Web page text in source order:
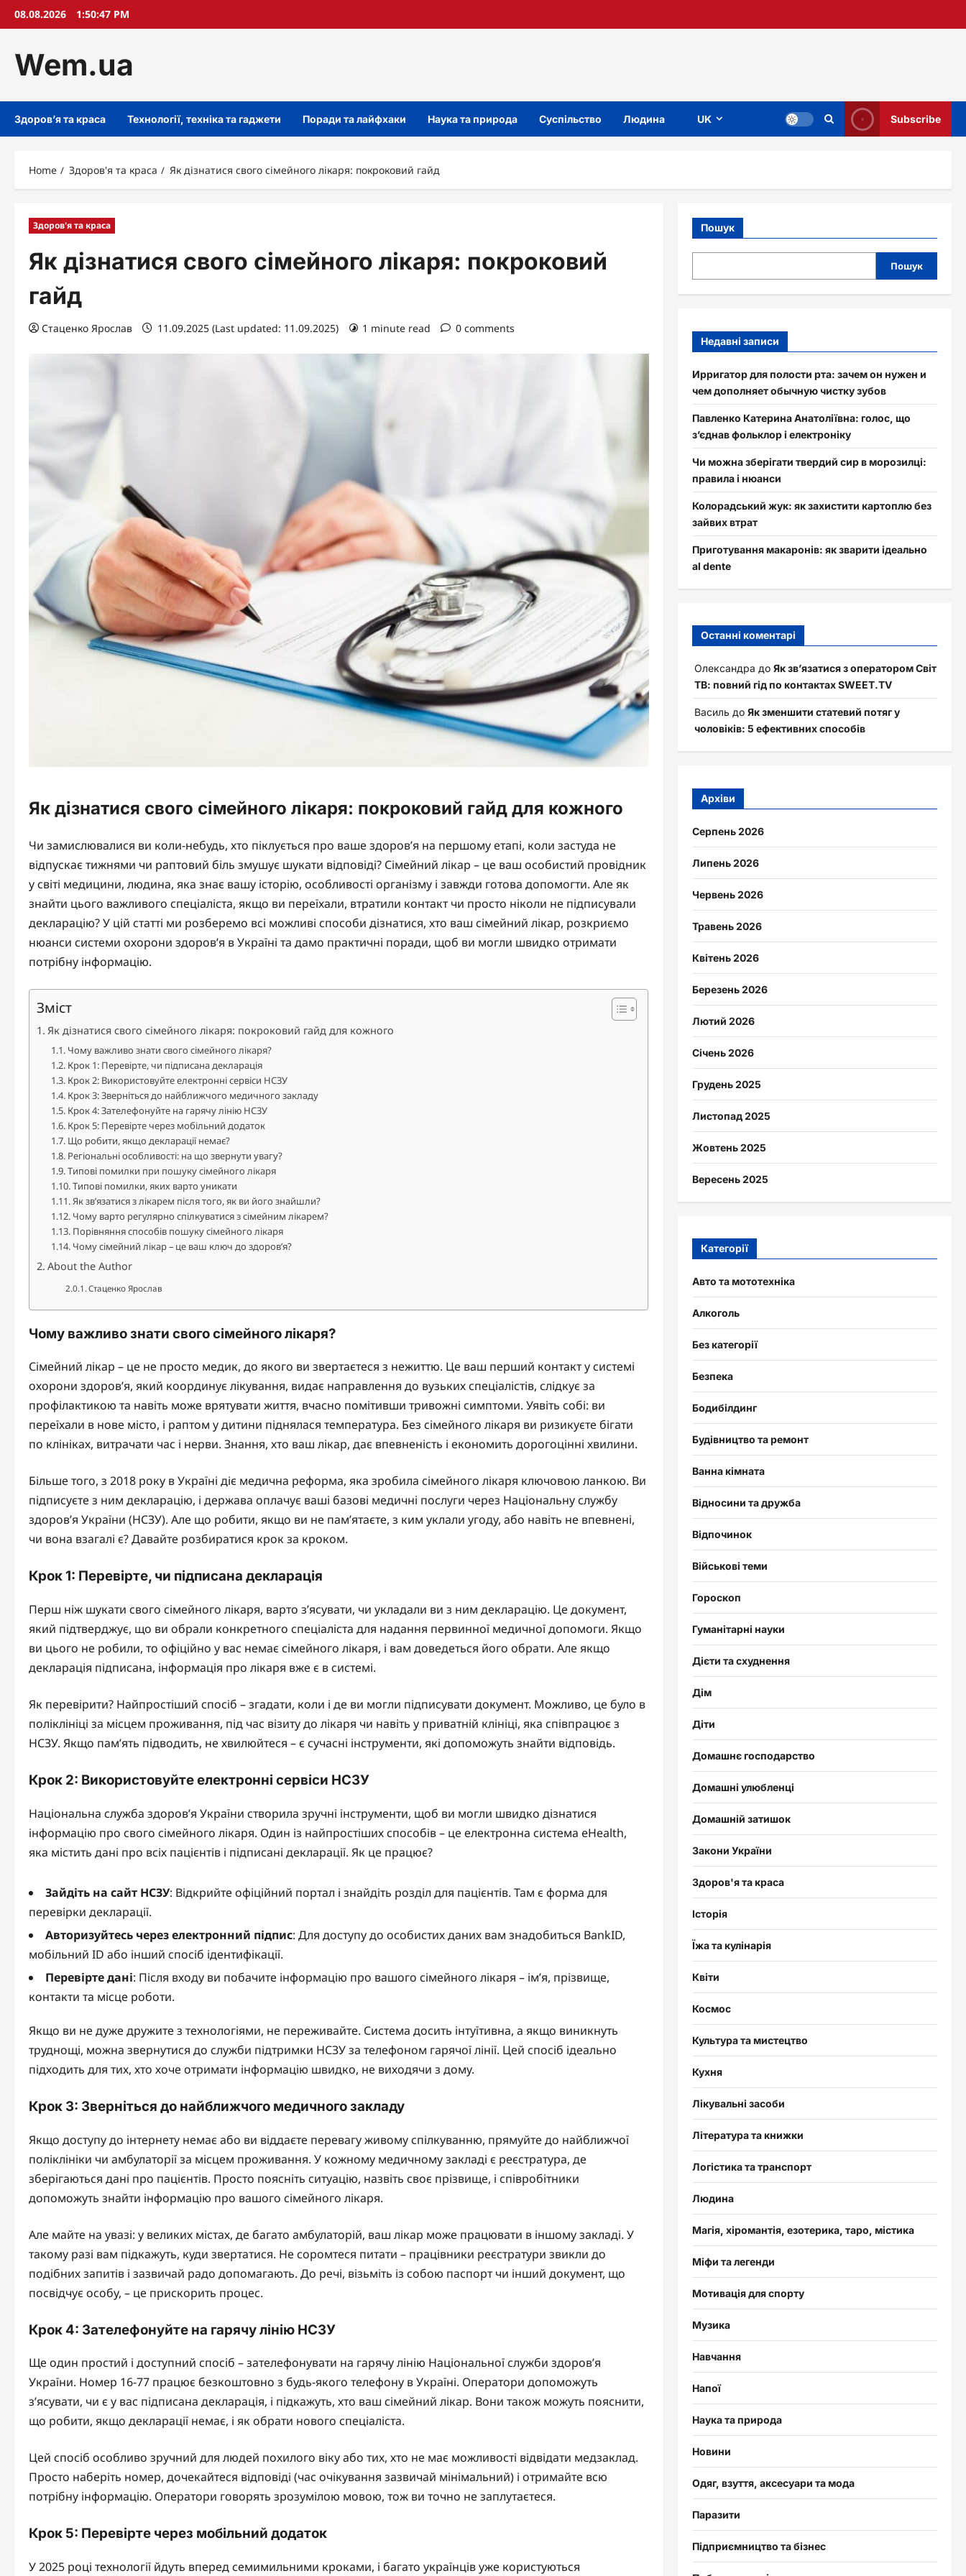
Skip08.08.2026 1:50:48 PM
Wem.ua
Здоров’я та краса Технології, техніка та гаджети Поради та лайфхаки Наука та природа Суспільство Людина UK Subscribe
Home Здоров'я та краса Як дізнатися свого сімейного лікаря: покроковий гайд
Здоров'я та краса
Як дізнатися свого сімейного лікаря: покроковий
гайд
Стаценко Ярослав 11.09.2025 (Last updated: 11.09.2025) 1 minute read 0 comments
Як дізнатися свого сімейного лікаря: покроковий гайд для кожного
Чи замислювалися ви коли-небудь, хто піклується про ваше здоров’я на першому етапі, коли застуда не
відпускає тижнями чи раптовий біль змушує шукати відповіді? Сімейний лікар – це ваш особистий провідник
у світі медицини, людина, яка знає вашу історію, особливості організму і завжди готова допомогти. Але як
знайти цього важливого спеціаліста, якщо ви переїхали, втратили контакт чи просто ніколи не підписували
декларацію? У цій статті ми розберемо всі можливі способи дізнатися, хто ваш сімейний лікар, розкриємо
нюанси системи охорони здоров’я в Україні та дамо практичні поради, щоб ви могли швидко отримати
потрібну інформацію.
Зміст
Як дізнатися свого сімейного лікаря: покроковий гайд для кожного
Чому важливо знати свого сімейного лікаря?
Крок 1: Перевірте, чи підписана декларація
Крок 2: Використовуйте електронні сервіси НСЗУ
Крок 3: Зверніться до найближчого медичного закладу
Крок 4: Зателефонуйте на гарячу лінію НСЗУ
Крок 5: Перевірте через мобільний додаток
Що робити, якщо декларації немає?
Регіональні особливості: на що звернути увагу?
Типові помилки при пошуку сімейного лікаря
Типові помилки, яких варто уникати
Як зв’язатися з лікарем після того, як ви його знайшли?
Чому варто регулярно спілкуватися з сімейним лікарем?
Порівняння способів пошуку сімейного лікаря
Чому сімейний лікар – це ваш ключ до здоров’я?
About the Author
Стаценко Ярослав
Чому важливо знати свого сімейного лікаря?
Сімейний лікар – це не просто медик, до якого ви звертаєтеся з нежиттю. Це ваш перший контакт у системі
охорони здоров’я, який координує лікування, видає направлення до вузьких спеціалістів, слідкує за
профілактикою та навіть може врятувати життя, вчасно помітивши тривожні симптоми. Уявіть собі: ви
переїхали в нове місто, і раптом у дитини піднялася температура. Без сімейного лікаря ви ризикуєте бігати
по клініках, витрачати час і нерви. Знання, хто ваш лікар, дає впевненість і економить дорогоцінні хвилини.
Більше того, з 2018 року в Україні діє медична реформа, яка зробила сімейного лікаря ключовою ланкою. Ви
підписуєте з ним декларацію, і держава оплачує ваші базові медичні послуги через Національну службу
здоров’я України (НСЗУ). Але що робити, якщо ви не пам’ятаєте, з ким уклали угоду, або навіть не впевнені,
чи вона взагалі є? Давайте розбиратися крок за кроком.
Крок 1: Перевірте, чи підписана декларація
Перш ніж шукати свого сімейного лікаря, варто з’ясувати, чи укладали ви з ним декларацію. Це документ,
який підтверджує, що ви обрали конкретного спеціаліста для надання первинної медичної допомоги. Якщо
ви цього не робили, то офіційно у вас немає сімейного лікаря, і вам доведеться його обрати. Але якщо
декларація підписана, інформація про лікаря вже є в системі.
Як перевірити? Найпростіший спосіб – згадати, коли і де ви могли підписувати документ. Можливо, це було в
поліклініці за місцем проживання, під час візиту до лікаря чи навіть у приватній клініці, яка співпрацює з
НСЗУ. Якщо пам’ять підводить, не хвилюйтеся – є сучасні інструменти, які допоможуть знайти відповідь.
Крок 2: Використовуйте електронні сервіси НСЗУ
Національна служба здоров’я України створила зручні інструменти, щоб ви могли швидко дізнатися
інформацію про свого сімейного лікаря. Один із найпростіших способів – це електронна система eHealth,
яка містить дані про всіх пацієнтів і підписані декларації. Як це працює?
Зайдіть на сайт НСЗУ: Відкрийте офіційний портал і знайдіть розділ для пацієнтів. Там є форма для
перевірки декларації.
Авторизуйтесь через електронний підпис: Для доступу до особистих даних вам знадобиться BankID,
мобільний ID або інший спосіб ідентифікації.
Перевірте дані: Після входу ви побачите інформацію про вашого сімейного лікаря – ім’я, прізвище,
контакти та місце роботи.
Якщо ви не дуже дружите з технологіями, не переживайте. Система досить інтуїтивна, а якщо виникнуть
труднощі, можна звернутися до служби підтримки НСЗУ за телефоном гарячої лінії. Цей спосіб ідеально
підходить для тих, хто хоче отримати інформацію швидко, не виходячи з дому.
Крок 3: Зверніться до найближчого медичного закладу
Якщо доступу до інтернету немає або ви віддаєте перевагу живому спілкуванню, прямуйте до найближчої
поліклініки чи амбулаторії за місцем проживання. У кожному медичному закладі є реєстратура, де
зберігаються дані про пацієнтів. Просто поясніть ситуацію, назвіть своє прізвище, і співробітники
допоможуть знайти інформацію про вашого сімейного лікаря.
Але майте на увазі: у великих містах, де багато амбулаторій, ваш лікар може працювати в іншому закладі. У
такому разі вам підкажуть, куди звертатися. Не соромтеся питати – працівники реєстратури звикли до
подібних запитів і зазвичай радо допомагають. До речі, візьміть із собою паспорт чи інший документ, що
посвідчує особу, – це прискорить процес.
Крок 4: Зателефонуйте на гарячу лінію НСЗУ
Ще один простий і доступний спосіб – зателефонувати на гарячу лінію Національної служби здоров’я
України. Номер 16-77 працює безкоштовно з будь-якого телефону в Україні. Оператори допоможуть
з’ясувати, чи є у вас підписана декларація, і підкажуть, хто ваш сімейний лікар. Вони також можуть пояснити,
що робити, якщо декларації немає, і як обрати нового спеціаліста.
Цей спосіб особливо зручний для людей похилого віку або тих, хто не має можливості відвідати медзаклад.
Просто наберіть номер, дочекайтеся відповіді (час очікування зазвичай мінімальний) і отримайте всю
потрібну інформацію. Оператори говорять зрозумілою мовою, тож ви точно не заплутаєтеся.
Крок 5: Перевірте через мобільний додаток
У 2025 році технології йдуть вперед семимильними кроками, і багато українців уже користуються
Пошук
Пошук
Недавні записи
Ирригатор для полости рта: зачем он нужен и
чем дополняет обычную чистку зубов
Павленко Катерина Анатоліївна: голос, що
з’єднав фольклор і електроніку
Чи можна зберігати твердий сир в морозилці:
правила і нюанси
Колорадський жук: як захистити картоплю без
зайвих втрат
Приготування макаронів: як зварити ідеально
al dente
Останні коментарі
Олександра до Як зв’язатися з оператором Світ
ТВ: повний гід по контактах SWEET.TV
Василь до Як зменшити статевий потяг у
чоловіків: 5 ефективних способів
Архіви
Серпень 2026
Липень 2026
Червень 2026
Травень 2026
Квітень 2026
Березень 2026
Лютий 2026
Січень 2026
Грудень 2025
Листопад 2025
Жовтень 2025
Вересень 2025
Категорії
Авто та мототехніка
Алкоголь
Без категорії
Безпека
Бодибілдинг
Будівництво та ремонт
Ванна кімната
Відносини та дружба
Відпочинок
Військові теми
Гороскоп
Гуманітарні науки
Дієти та схуднення
Дім
Діти
Домашнє господарство
Домашні улюбленці
Домашній затишок
Закони України
Здоров'я та краса
Історія
Їжа та кулінарія
Квіти
Космос
Культура та мистецтво
Кухня
Лікувальні засоби
Література та книжки
Логістика та транспорт
Людина
Магія, хіромантія, езотерика, таро, містика
Міфи та легенди
Мотивація для спорту
Музика
Навчання
Напої
Наука та природа
Новини
Одяг, взуття, аксесуари та мода
Паразити
Підприємництво та бізнес